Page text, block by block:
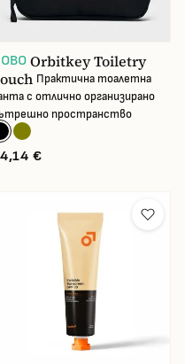
Orbitkey Toiletry
Практична тоалетна
с отлично организирано
пространство
€